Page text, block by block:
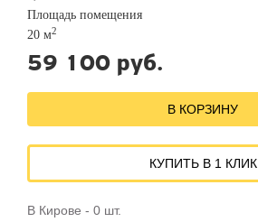
Площадь помещения
20 м2
59 100 руб.
В КОРЗИНУ
КУПИТЬ В 1 КЛИК
В Кирове - 0 шт.